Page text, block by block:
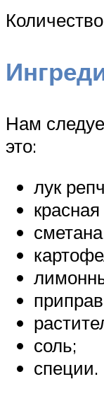
Нам
это:
лук
соль;
специи.